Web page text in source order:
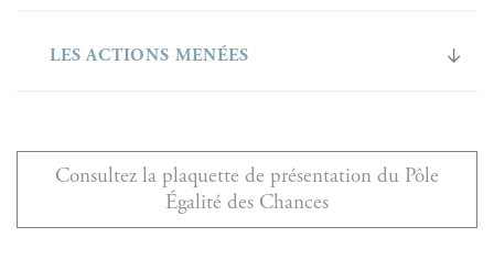
LES ACTIONS MENÉES
Consultez la plaquette de présentation du Pôle
Égalité des Chances